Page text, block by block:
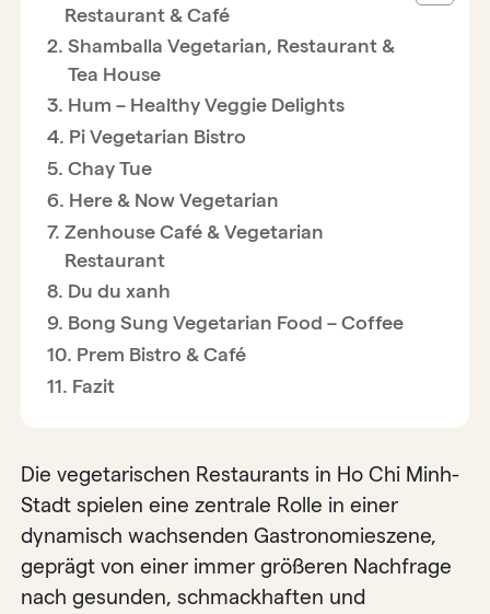
Restaurant & Café
Shamballa Vegetarian, Restaurant &
Tea House
Hum – Healthy Veggie Delights
Pi Vegetarian Bistro
Chay Tue
Here & Now Vegetarian
Zenhouse Café & Vegetarian
Restaurant
Du du xanh
Bong Sung Vegetarian Food – Coffee
Prem Bistro & Café
Fazit
Die vegetarischen Restaurants in Ho Chi Minh-
Stadt spielen eine zentrale Rolle in einer
dynamisch wachsenden Gastronomieszene,
geprägt von einer immer größeren Nachfrage
nach gesunden, schmackhaften und